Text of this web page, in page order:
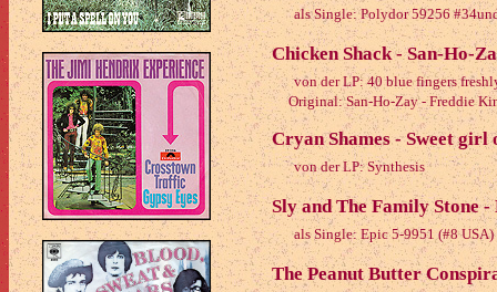
als Single: Polydor 59256
Chicken Shack - San-Ho-
von der LP: 40 blue fingers
Original: San-Ho-Zay - Freddie
Cryan Shames - Sweet girl
von der LP: Synthesis
Sly and The Family Stone
als Single: Epic 5-9951 (#8 USA)
The Peanut Butter